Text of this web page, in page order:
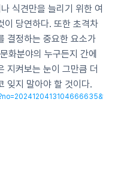
식견만을 늘리기 위한 여
이 당연하다. 또한 초격차
결정하는 중요한 요소가
화분야의 누구든지 간에
지켜보는 눈이 그만큼 더
잊지 말아야 할 것이다.